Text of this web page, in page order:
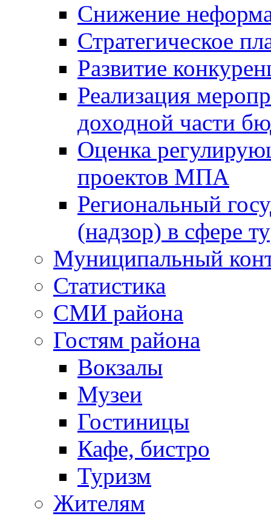
Снижение
Стратегическое
Развитие
Реализация
доходной части
Оценка
проектов МПА
Региональный
(надзор) в сфере
Муниципальный
Статистика
СМИ района
Гостям района
Вокзалы
Музеи
Гостиницы
Кафе, бистро
Туризм
Жителям